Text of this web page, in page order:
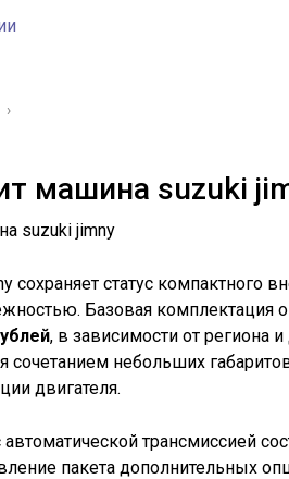
›
машина suzuki
сохраняет статус компактного
Базовая комплектация
, в зависимости от региона
сочетанием небольших
двигателя.
трансмиссией
пакета дополнительных